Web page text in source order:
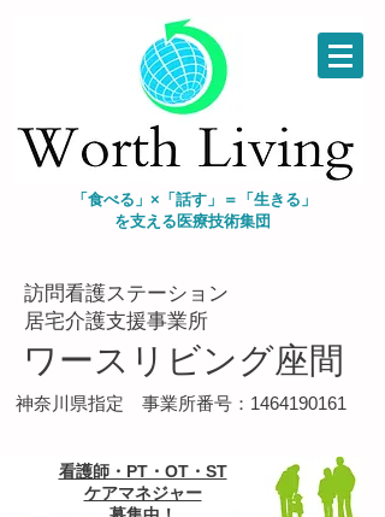
「食べる」×「話す」＝「生きる」
を支える 医療技術集団
​訪問看護ステーション
​居宅介護支援事業所
ワースリビング座間
​神奈川県指定 事業所番号：1464190161
看護師・PT・OT・ST
ケアマネジャー